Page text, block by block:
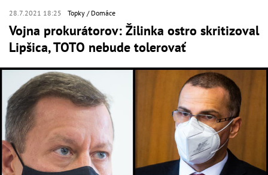
28.7.2021 18:25 Topky Domáce
Vojna prokurátorov: Žilinka ostro skritizoval
Lipšica, TOTO nebude tolerovať